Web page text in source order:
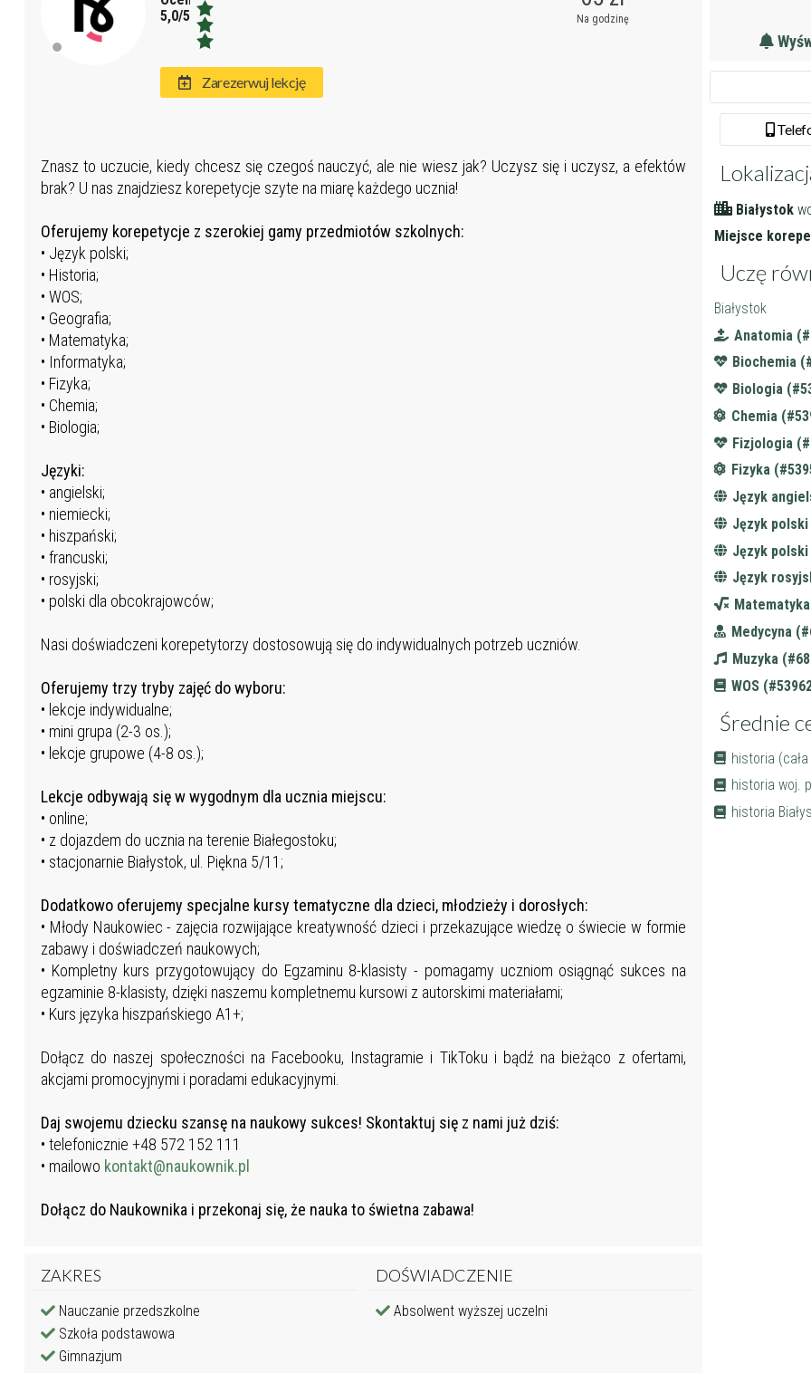
5,0/5,0
Zarezerwuj lekcję
Na godzinę
Znasz to uczucie, kiedy chcesz się czegoś nauczyć, ale nie wiesz jak? Uczysz się i uczysz, a efektów
brak? U nas znajdziesz korepetycje szyte na miarę każdego ucznia!
Oferujemy korepetycje z szerokiej gamy przedmiotów szkolnych:
• Język polski;
• Historia;
• WOS;
• Geografia;
• Matematyka;
• Informatyka;
• Fizyka;
• Chemia;
• Biologia;
Języki:
• angielski;
• niemiecki;
• hiszpański;
• francuski;
• rosyjski;
• polski dla obcokrajowców;
Nasi doświadczeni korepetytorzy dostosowują się do indywidualnych potrzeb uczniów.
Oferujemy trzy tryby zajęć do wyboru:
• lekcje indywidualne;
• mini grupa (2-3 os.);
• lekcje grupowe (4-8 os.);
Lekcje odbywają się w wygodnym dla ucznia miejscu:
• online;
• z dojazdem do ucznia na terenie Białegostoku;
• stacjonarnie Białystok, ul. Piękna 5/11;
Dodatkowo oferujemy specjalne kursy tematyczne dla dzieci, młodzieży i dorosłych:
• Młody Naukowiec - zajęcia rozwijające kreatywność dzieci i przekazujące wiedzę o świecie w formie
zabawy i doświadczeń naukowych;
• Kompletny kurs przygotowujący do Egzaminu 8-klasisty - pomagamy uczniom osiągnąć sukces na
egzaminie 8-klasisty, dzięki naszemu kompletnemu kursowi z autorskimi materiałami;
• Kurs języka hiszpańskiego A1+;
Dołącz do naszej społeczności na Facebooku, Instagramie i TikToku i bądź na bieżąco z ofertami,
akcjami promocyjnymi i poradami edukacyjnymi.
Daj swojemu dziecku szansę na naukowy sukces! Skontaktuj się z nami już dziś:
• telefonicznie +48 572 152 111
• mailowo kontakt@naukownik.pl
Dołącz do Naukownika i przekonaj się, że nauka to świetna zabawa!
ZAKRES
Nauczanie przedszkolne
Szkoła podstawowa
Gimnazjum
DOŚWIADCZENIE
Absolwent wyższej uczelni
Tel
Białystok
Miejsce
Uczę
Białystok
Anatomia
Biochemia
Biologia
Chemia
Fizjologia
Fizyka
Język
Język
Język
Język
Medycyna
Muzyka
WOS
Średnie
historia
historia woj.
historia